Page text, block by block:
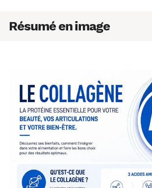
Résumé en image